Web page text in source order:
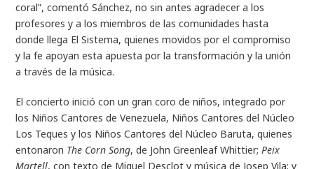
coral”, comentó Sánchez, no sin antes agradecer a los
profesores y a los miembros de las comunidades hasta
donde llega El Sistema, quienes movidos por el compromiso
y la fe apoyan esta apuesta por la transformación y la unión
a través de la música.
El concierto inició con un gran coro de niños, integrado por
los Niños Cantores de Venezuela, Niños Cantores del Núcleo
Los Teques y los Niños Cantores del Núcleo Baruta, quienes
entonaron The Corn Song, de John Greenleaf Whittier;Peix
Martell, con texto de Miquel Desclot y música de Josep Vila; y